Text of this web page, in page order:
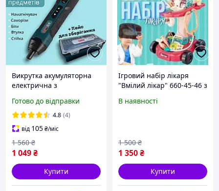
Викрутка акумуляторна
електрична з
потужності 105 предметів
підсвічування кейс для
зберігання магнітна
головка Type-C
Готово до відправки
4.8 (4)
від 105₴/міс
1 049₴
1 560 ₴
Купити
Ігровий набір лікаря
"Вмілий лікар" 660-45-46 з
предметів 2 кольори
В наявності
1 350₴
1 500 ₴
Купити